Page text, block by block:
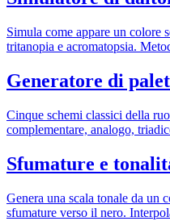
Simula come appare un colore
tritanopia e acromatopsia.
Generatore di
Cinque schemi classici della
complementare, analogo,
Sfumature e
Genera una scala tonale da un
sfumature verso il nero.